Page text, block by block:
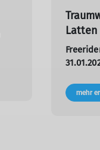
Latten
mehr